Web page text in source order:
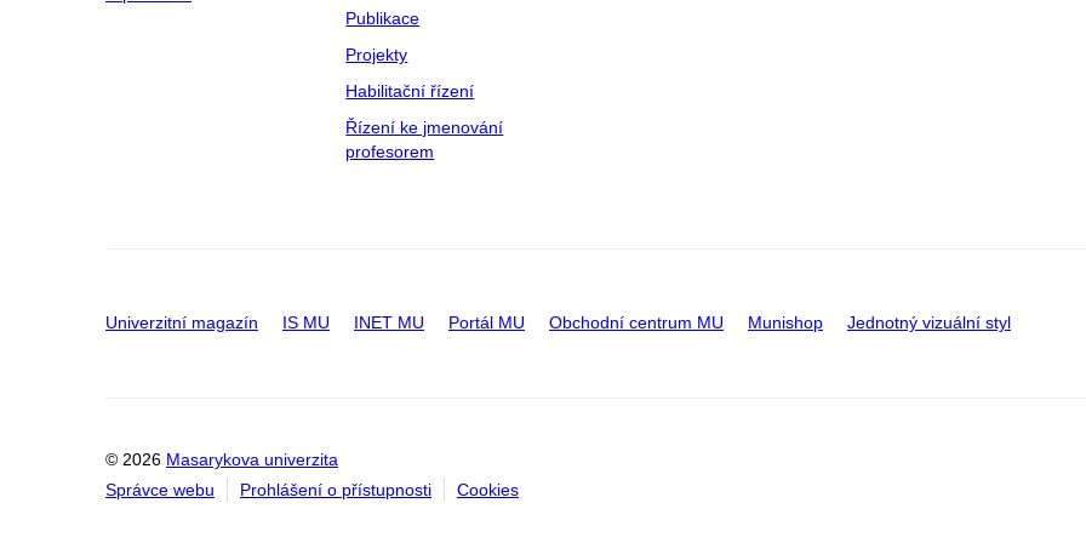
Publikace
Projekty
Habilitační řízení
Řízení ke jmenování
profesorem
Univerzitní magazín IS MU INET MU Portál MU Obchodní centrum MU Munishop Jednotný vizuální styl
© 2026 Masarykova univerzita
Správce webu
Prohlášení o přístupnosti Cookies